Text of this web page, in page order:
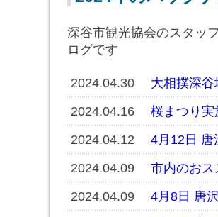
深谷市観光協会のスタッ
ログです
2024.04.30
大相撲深
2024.04.16
桜まつり実
2024.04.12
4月12日 唐
2024.04.09
市内のおス
2024.04.09
4月8日 唐